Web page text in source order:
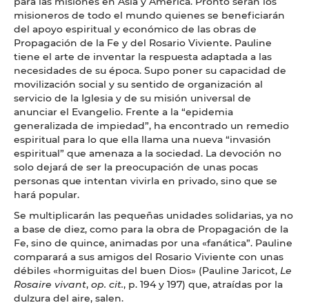
misioneros de todo el mundo quienes se beneficiarán
del apoyo espiritual y económico de las obras de
Propagación de la Fe y del Rosario Viviente. Pauline
tiene el arte de inventar la respuesta adaptada a las
necesidades de su época. Supo poner su capacidad de
movilización social y su sentido de organización al
servicio de la Iglesia y de su misión universal de
anunciar el Evangelio. Frente a la “epidemia
generalizada de impiedad”, ha encontrado un remedio
espiritual para lo que ella llama una nueva “invasión
espiritual” que amenaza a la sociedad. La devoción no
solo dejará de ser la preocupación de unas pocas
personas que intentan vivirla en privado, sino que se
hará popular.
Se multiplicarán las pequeñas unidades solidarias, ya no
a base de diez, como para la obra de Propagación de la
Fe, sino de quince, animadas por una «fanática”. Pauline
comparará a sus amigos del Rosario Viviente con unas
débiles «hormiguitas del buen Dios» (Pauline Jaricot, Le
Rosaire vivant, op. cit., p. 194 y 197) que, atraídas por la
dulzura del aire, salen.